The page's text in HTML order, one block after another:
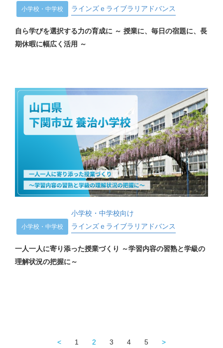
小学校・中学校
ラインズｅライブラリアドバンス
自ら学びを選択する力の育成に ～ 授業に、毎日の宿題に、長
期休暇に幅広く活用 ～
小学校・中学校
小学校・中学校向け
ラインズｅライブラリアドバンス
一人一人に寄り添った授業づくり ～学習内容の習熟と学級の
理解状況の把握に～
< 1 2 3 4 5 >